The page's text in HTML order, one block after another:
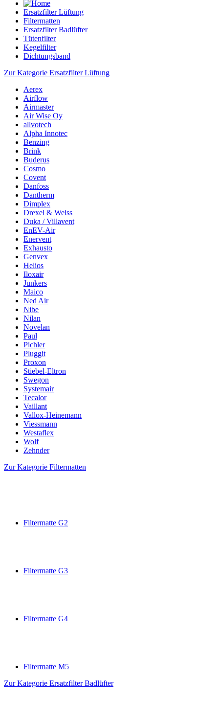
Ersatzfilter Lüftung
Filtermatten
Ersatzfilter Badlüfter
Tütenfilter
Kegelfilter
Dichtungsband
Zur Kategorie Ersatzfilter Lüftung
Aerex
Airflow
Airmaster
Air Wise Oy
allvotech
Alpha Innotec
Benzing
Brink
Buderus
Cosmo
Covent
Danfoss
Dantherm
Dimplex
Drexel & Weiss
Duka / Villavent
EnEV-Air
Enervent
Exhausto
Genvex
Helios
Iloxair
Junkers
Maico
Ned Air
Nibe
Nilan
Novelan
Paul
Pichler
Pluggit
Proxon
Stiebel-Eltron
Swegon
Systemair
Tecalor
Vaillant
Vallox-Heinemann
Viessmann
Westaflex
Wolf
Zehnder
Zur Kategorie Filtermatten
Filtermatte G2
Filtermatte G3
Filtermatte G4
Filtermatte M5
Zur Kategorie Ersatzfilter Badlüfter